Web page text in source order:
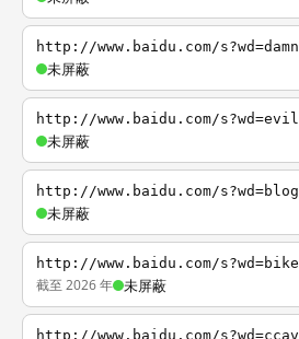
http://www.baidu.com/s?wd=damn
未屏蔽
http://www.baidu.com/s?wd=evil
未屏蔽
http://www.baidu.com/s?wd=blog
未屏蔽
http://www.baidu.com/s?wd=bike
截至 2026 年 未屏蔽
http://www.baidu.com/s?wd=ccav